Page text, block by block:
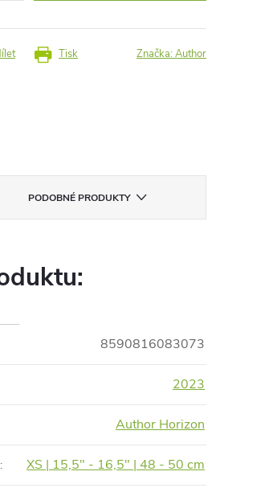
Tisk Značka:Author
PODOBNÉ PRODUKTY
8590816083073
2023
Author Horizon
: XS | 15,5" - 16,5" | 48 - 50 cm